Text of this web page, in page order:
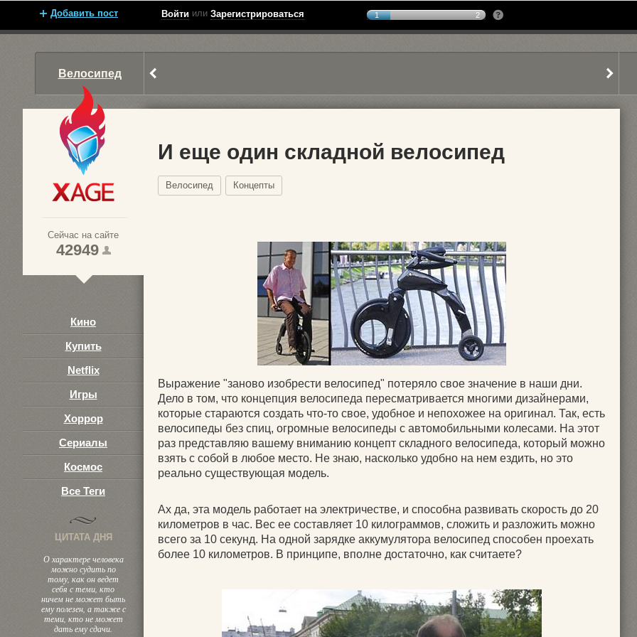
Добавить пост Войти или Зарегистрироваться 1 2
Велосипед
Сейчас на сайте
42949
Кино
Купить
Netflix
Игры
Хоррор
Сериалы
Космос
Все Теги
ЦИТАТА ДНЯ
О характере человека
можно судить по
тому, как он ведет
себя с теми, кто
ничем не может быть
ему полезен, а также с
теми, кто не может
дать ему сдачи.
И еще один складной велосипед
Велосипед Концепты
Выражение "заново изобрести велосипед" потеряло свое значение в наши дни.
Дело в том, что концепция велосипеда пересматривается многими дизайнерами,
которые стараются создать что-то свое, удобное и непохожее на оригинал. Так, есть
велосипеды без спиц, огромные велосипеды с автомобильными колесами. На этот
раз представляю вашему вниманию концепт складного велосипеда, который можно
взять с собой в любое место. Не знаю, насколько удобно на нем ездить, но это
реально существующая модель.
Ах да, эта модель работает на электричестве, и способна развивать скорость до 20
километров в час. Вес ее составляет 10 килограммов, сложить и разложить можно
всего за 10 секунд. На одной зарядке аккумулятора велосипед способен проехать
более 10 километров. В принципе, вполне достаточно, как считаете?